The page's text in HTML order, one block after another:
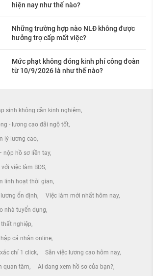
hiện nay như thế nào?
Những trường hợp nào NLĐ không được
hưởng trợ cấp mất việc?
Mức phạt không đóng kinh phí công đoàn
từ 10/9/2026 là như thế nào?
sinh không cần kinh nghiệm
- lương cao đãi ngộ tốt
lý lương cao
nộp hồ sơ liền tay
việc làm BĐS
linh hoạt thời gian
ổn định Việc làm mới nhất hôm nay
nhà tuyển dụng
nghiệp
cá nhân online
chỉ 1 click Săn việc lương cao hôm nay
quan tâm Ai đang xem hồ sơ của bạn?